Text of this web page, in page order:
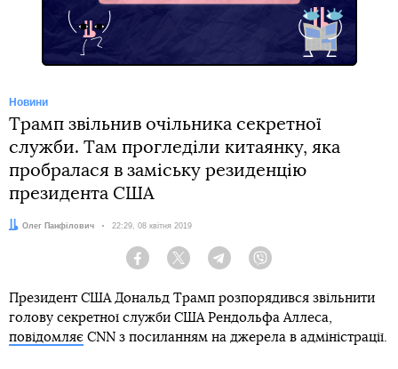
Новини
Трамп звільнив очільника секретної
служби. Там прогледіли китаянку, яка
пробралася в заміську резиденцію
президента США
Автор:
Олег Панфілович Дата:
22:29, 08 квітня 2019
Facebook Twitter Telegram
Президент США Дональд Трамп розпорядився звільнити
голову секретної служби США Рендольфа Аллеса,
повідомляє CNN з посиланням на джерела в адміністрації.